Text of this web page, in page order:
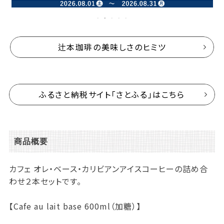
辻本珈琲の美味しさのヒミツ
ふるさと納税サイト「さとふる」はこちら
商品概要
カフェ オレ・ベース・カリビアンアイスコーヒーの詰め合
わせ２本セットです。
【Cafe au lait base 600ml（加糖）】